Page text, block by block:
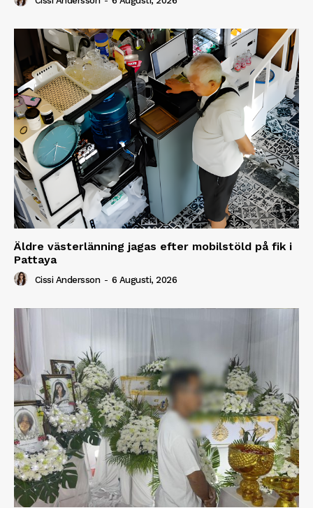
Äldre västerlänning jagas efter mobilstöld på fik i
Pattaya
Cissi Andersson - 6 Augusti, 2026